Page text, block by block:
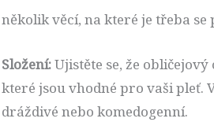
několik věcí, na které je třeba
Složení:Ujistěte se, že
které jsou vhodné pro vaši pleť.
dráždivé nebo komedogenní.